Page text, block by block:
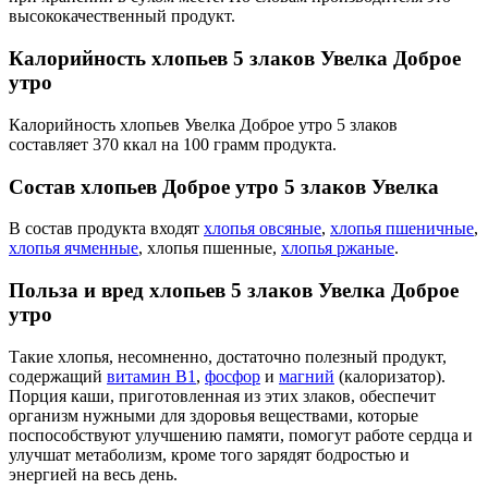
высококачественный продукт.
Калорийность хлопьев 5 злаков Увелка Доброе
утро
Калорийность хлопьев Увелка Доброе утро 5 злаков
составляет 370 ккал на 100 грамм продукта.
Состав хлопьев Доброе утро 5 злаков Увелка
В состав продукта входят хлопья овсяные, хлопья пшеничные,
хлопья ячменные, хлопья пшенные, хлопья ржаные.
Польза и вред хлопьев 5 злаков Увелка Доброе
утро
Такие хлопья, несомненно, достаточно полезный продукт,
содержащий витамин B1 , фосфор и магний (калоризатор).
Порция каши, приготовленная из этих злаков, обеспечит
организм нужными для здоровья веществами, которые
поспособствуют улучшению памяти, помогут работе сердца и
улучшат метаболизм, кроме того зарядят бодростью и
энергией на весь день.